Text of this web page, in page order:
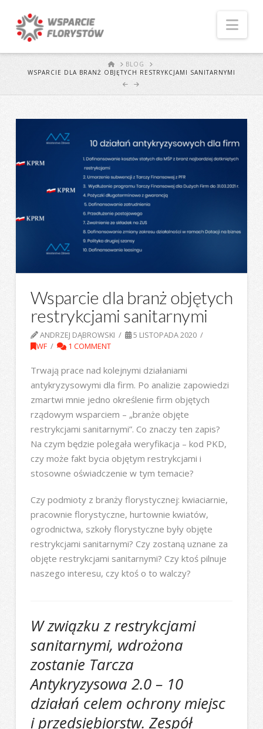
STARTBLOG
WSPARCIE DLA BRANŻ OBJĘTYCH RESTRYKCJAMI SANITARNYMI
Wsparcie dla branż objętych
restrykcjami sanitarnymi
ANDRZEJ DĄBROWSKI
5 LISTOPADA 2020
WF
1 COMMENT
Trwają prace nad kolejnymi działaniami
antykryzysowymi dla firm. Po analizie zapowiedzi
zmartwi mnie jedno określenie firm objętych
rządowym wsparciem – „branże objęte
restrykcjami sanitarnymi”. Co znaczy ten zapis?
Na czym będzie polegała weryfikacja – kod PKD,
czy może fakt bycia objętym restrykcjami i
stosowne oświadczenie w tym temacie?
Czy podmioty z branży florystycznej: kwiaciarnie,
pracownie florystyczne, hurtownie kwiatów,
ogrodnictwa, szkoły florystyczne były objęte
restrykcjami sanitarnymi? Czy zostaną uznane za
objęte restrykcjami sanitarnymi? Czy ktoś pilnuje
naszego interesu, czy ktoś o to walczy?
W związku z restrykcjami
sanitarnymi, wdrożona
zostanie Tarcza
Antykryzysowa 2.0 – 10
działań celem ochrony miejsc
i przedsiębiorstw. Zespół